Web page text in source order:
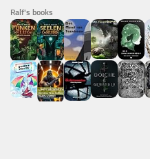
Ralf's books